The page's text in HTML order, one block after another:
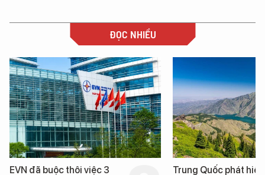
ĐỌC NHIỀU
EVN đã buộc thôi việc 3 Trung Quốc phát hiện